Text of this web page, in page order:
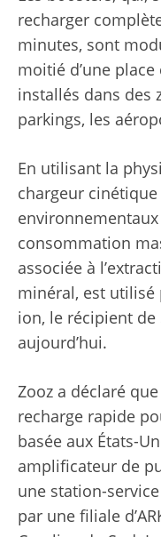
recharger
minutes, sont
moitié d’une
installés dans des
parkings, les
En utilisant la
chargeur
consommation
associée à
minéral, est
ion, le récipient
aujourd’hui.
Zooz a déclaré
recharge rapide
basée aux États-
amplificateur de
une station-
par une filiale